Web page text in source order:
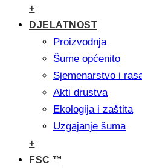
+
DJELATNOST
Proizvodnja
Šume općenito
Sjemenarstvo i
Akti drustva
Ekologija i zaštita
Uzgajanje šuma
+
FSC ™